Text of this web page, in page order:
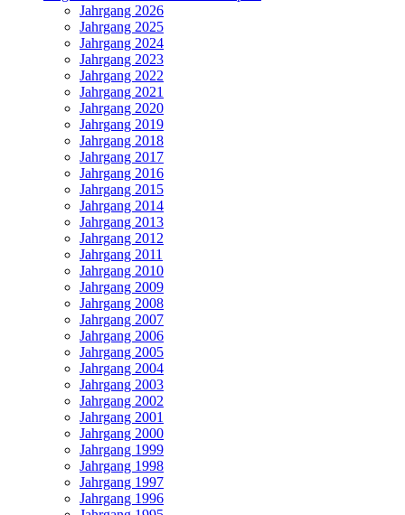
Jahrgang 2026
Jahrgang 2025
Jahrgang 2024
Jahrgang 2023
Jahrgang 2022
Jahrgang 2021
Jahrgang 2020
Jahrgang 2019
Jahrgang 2018
Jahrgang 2017
Jahrgang 2016
Jahrgang 2015
Jahrgang 2014
Jahrgang 2013
Jahrgang 2012
Jahrgang 2011
Jahrgang 2010
Jahrgang 2009
Jahrgang 2008
Jahrgang 2007
Jahrgang 2006
Jahrgang 2005
Jahrgang 2004
Jahrgang 2003
Jahrgang 2002
Jahrgang 2001
Jahrgang 2000
Jahrgang 1999
Jahrgang 1998
Jahrgang 1997
Jahrgang 1996